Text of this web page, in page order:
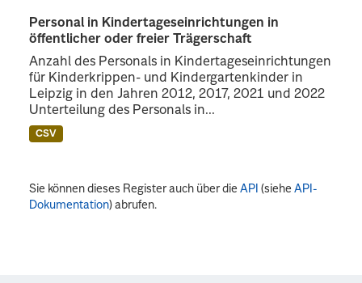
Personal in Kindertageseinrichtungen in
öffentlicher oder freier Trägerschaft
Anzahl des Personals in Kindertageseinrichtungen
für Kinderkrippen- und Kindergartenkinder in
Leipzig in den Jahren 2012, 2017, 2021 und 2022
Unterteilung des Personals in...
CSV
Sie können dieses Register auch über dieAPI (sieheAPI-
Dokumentation) abrufen.